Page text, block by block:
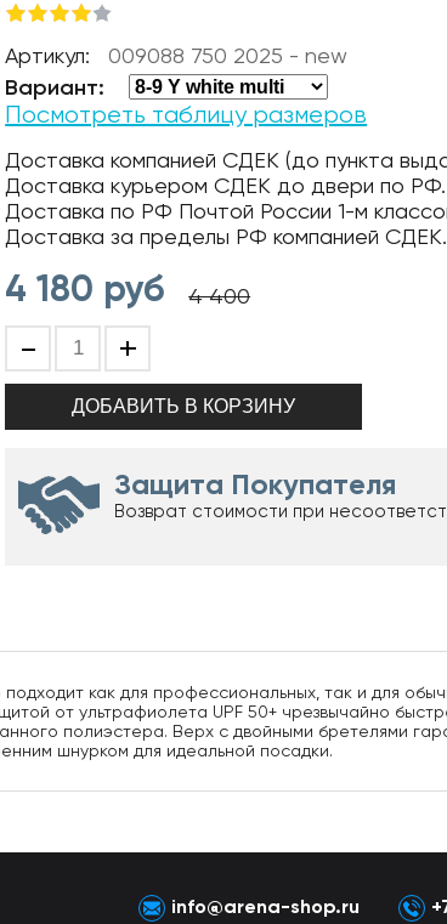
Артикул: 009088 750 2025 - new
Вариант:
Посмотреть таблицу размеров
Доставка компанией СДЕК (до пункта
Доставка курьером СДЕК до двери по РФ.
Доставка по РФ Почтой России 1-м
Доставка за пределы РФ компанией СДЕК.
4 180 руб 4 400
- +
Защита Покупателя
Возврат стоимости при
как для профессиональных, так и для
от ультрафиолета UPF 50+ чрезвычайно
полиэстера. Верх с двойными бретелями
шнурком для идеальной посадки.
info@arena-shop.ru